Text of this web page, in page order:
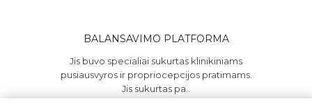
BALANSAVIMO PLATFORMA
Jis buvo specialiai sukurtas klinikiniams
pusiausvyros ir propriocepcijos pratimams.
Jis sukurtas pa..